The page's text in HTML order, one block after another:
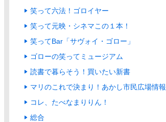
笑って六法！ゴロイヤー
笑って元映・シネマこの１本！
笑ってBar「サヴォイ・ゴロー」
ゴローの笑ってミュージアム
読書で暮らそう！買いたい新書
マリのこれで決まり！あかし市民広場情報
コレ、たべなまりりん！
総合